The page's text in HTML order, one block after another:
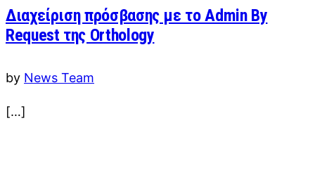
Διαχείριση πρόσβασης με το Admin By
Request της Orthology
by News Team
[…]